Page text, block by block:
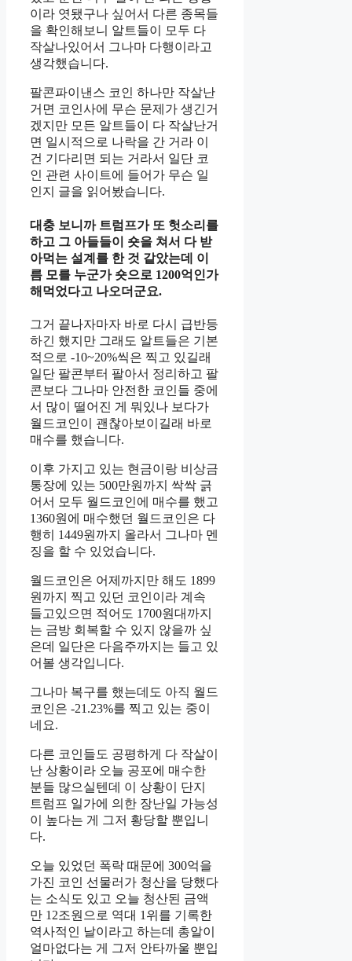
이라 엿됐구나 싶어서 다른 종목들
을 확인해보니 알트들이 모두 다
작살나있어서 그나마 다행이라고
생각했습니다.
팔콘파이낸스 코인 하나만 작살난
거면 코인사에 무슨 문제가 생긴거
겠지만 모든 알트들이 다 작살난거
면 일시적으로 나락을 간 거라 이
건 기다리면 되는 거라서 일단 코
인 관련 사이트에 들어가 무슨 일
인지 글을 읽어봤습니다.
대충 보니까 트럼프가 또 헛소리를
하고 그 아들들이 숏을 쳐서 다 받
아먹는 설계를 한 것 같았는데 이
름 모를 누군가 숏으로 1200억인가
해먹었다고 나오더군요.
그거 끝나자마자 바로 다시 급반등
하긴 했지만 그래도 알트들은 기본
적으로 -10~20%씩은 찍고 있길래
일단 팔콘부터 팔아서 정리하고 팔
콘보다 그나마 안전한 코인들 중에
서 많이 떨어진 게 뭐있나 보다가
월드코인이 괜찮아보이길래 바로
매수를 했습니다.
이후 가지고 있는 현금이랑 비상금
통장에 있는 500만원까지 싹싹 긁
어서 모두 월드코인에 매수를 했고
1360원에 매수했던 월드코인은 다
행히 1449원까지 올라서 그나마 멘
징을 할 수 있었습니다.
월드코인은 어제까지만 해도 1899
원까지 찍고 있던 코인이라 계속
들고있으면 적어도 1700원대까지
는 금방 회복할 수 있지 않을까 싶
은데 일단은 다음주까지는 들고 있
어볼 생각입니다.
그나마 복구를 했는데도 아직 월드
코인은 -21.23%를 찍고 있는 중이
네요.
다른 코인들도 공평하게 다 작살이
난 상황이라 오늘 공포에 매수한
분들 많으실텐데 이 상황이 단지
트럼프 일가에 의한 장난일 가능성
이 높다는 게 그저 황당할 뿐입니
다.
오늘 있었던 폭락 때문에 300억을
가진 코인 선물러가 청산을 당했다
는 소식도 있고 오늘 청산된 금액
만 12조원으로 역대 1위를 기록한
역사적인 날이라고 하는데 총알이
얼마없다는 게 그저 안타까울 뿐입